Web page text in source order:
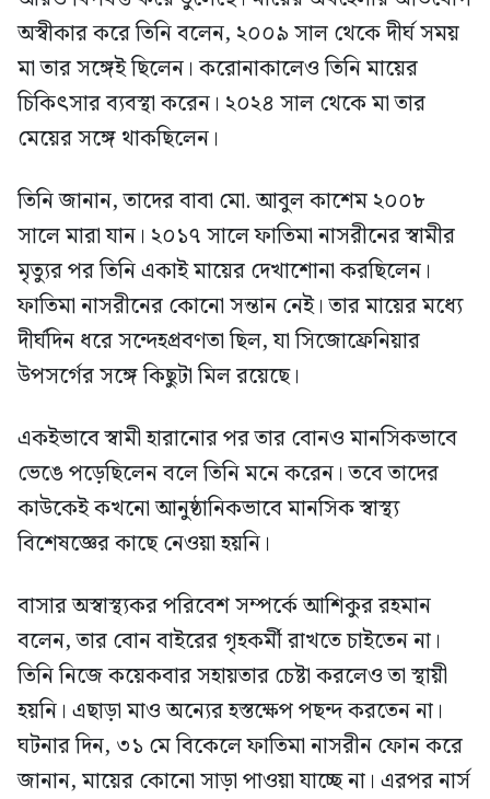
অস্বীকার করে তিনি বলেন, ২০০৯ সাল থেকে দীর্ঘ সময়
মা তার সঙ্গেই ছিলেন। করোনাকালেও তিনি মায়ের
চিকিৎসার ব্যবস্থা করেন। ২০২৪ সাল থেকে মা তার
মেয়ের সঙ্গে থাকছিলেন।
তিনি জানান, তাদের বাবা মো. আবুল কাশেম ২০০৮
সালে মারা যান। ২০১৭ সালে ফাতিমা নাসরীনের স্বামীর
মৃত্যুর পর তিনি একাই মায়ের দেখাশোনা করছিলেন।
ফাতিমা নাসরীনের কোনো সন্তান নেই। তার মায়ের মধ্যে
দীর্ঘদিন ধরে সন্দেহপ্রবণতা ছিল, যা সিজোফ্রেনিয়ার
উপসর্গের সঙ্গে কিছুটা মিল রয়েছে।
একইভাবে স্বামী হারানোর পর তার বোনও মানসিকভাবে
ভেঙে পড়েছিলেন বলে তিনি মনে করেন। তবে তাদের
কাউকেই কখনো আনুষ্ঠানিকভাবে মানসিক স্বাস্থ্য
বিশেষজ্ঞের কাছে নেওয়া হয়নি।
বাসার অস্বাস্থ্যকর পরিবেশ সম্পর্কে আশিকুর রহমান
বলেন, তার বোন বাইরের গৃহকর্মী রাখতে চাইতেন না।
তিনি নিজে কয়েকবার সহায়তার চেষ্টা করলেও তা স্থায়ী
হয়নি। এছাড়া মাও অন্যের হস্তক্ষেপ পছন্দ করতেন না।
ঘটনার দিন, ৩১ মে বিকেলে ফাতিমা নাসরীন ফোন করে
জানান, মায়ের কোনো সাড়া পাওয়া যাচ্ছে না। এরপর নার্স